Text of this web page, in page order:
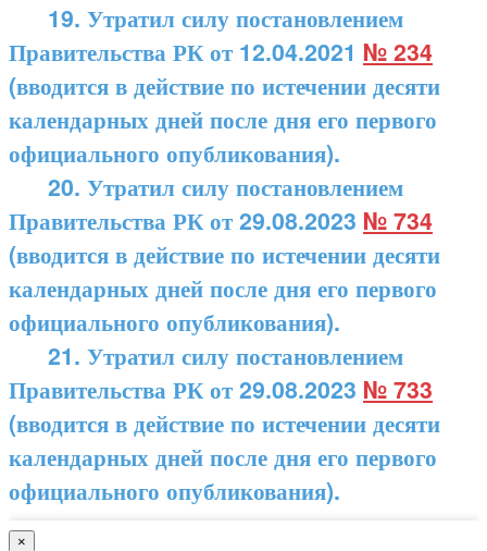
19. Утратил силу постановлением
Правительства РК от 12.04.2021 № 234
(вводится в действие по истечении десяти
календарных дней после дня его первого
официального опубликования).
20. Утратил силу постановлением
Правительства РК от 29.08.2023 № 734
(вводится в действие по истечении десяти
календарных дней после дня его первого
официального опубликования).
21. Утратил силу постановлением
Правительства РК от 29.08.2023 № 733
(вводится в действие по истечении десяти
календарных дней после дня его первого
официального опубликования).
×